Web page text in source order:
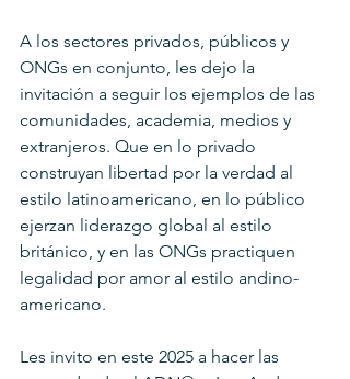
A los sectores privados, públicos y
ONGs en conjunto, les dejo la
invitación a seguir los ejemplos de las
comunidades, academia, medios y
extranjeros. Que en lo privado
construyan libertad por la verdad al
estilo latinoamericano, en lo público
ejerzan liderazgo global al estilo
británico, y en las ONGs practiquen
legalidad por amor al estilo andino-
americano.
Les invito en este 2025 a hacer las